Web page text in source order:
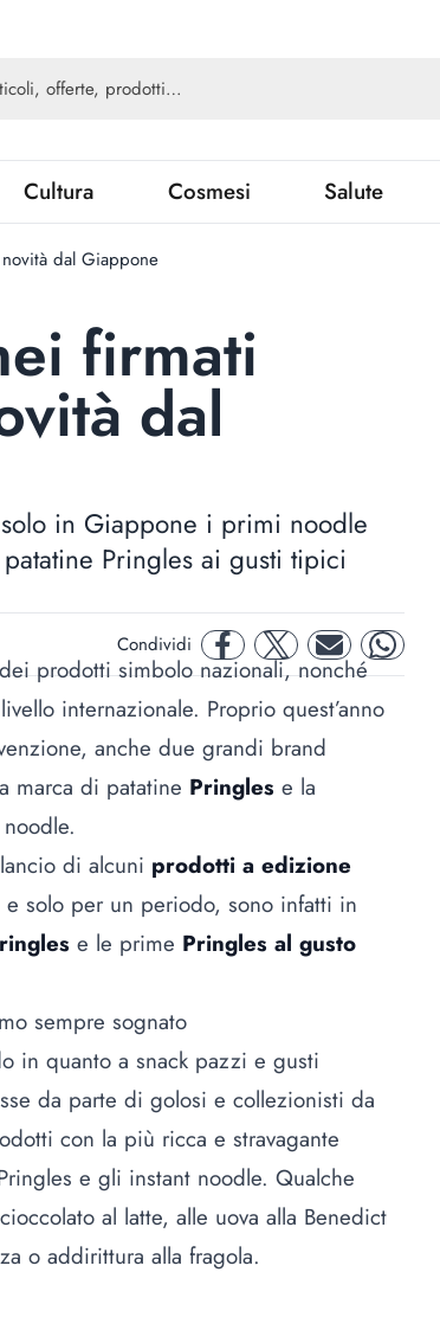
Cultura Cosmesi Salute
dal Giappone
firmati
dal
in Giappone i primi noodle
Pringles ai gusti tipici
Condividi facebooktwitter mail whatsapp
prodotti simbolo nazionali, nonché
internazionale. Proprio quest’anno
anche due grandi brand
marca di patatine Pringles e la
di alcuni prodotti a edizione
solo per un periodo, sono infatti in
e le prime Pringles al gusto
sempre sognato
in quanto a snack pazzi e gusti
da parte di golosi e collezionisti da
con la più ricca e stravagante
e gli instant noodle. Qualche
al latte, alle uova alla Benedict
o addirittura alla fragola.